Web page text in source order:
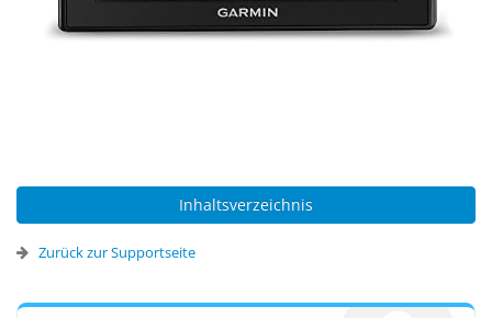
Inhaltsverzeichnis
Zurück zur Supportseite